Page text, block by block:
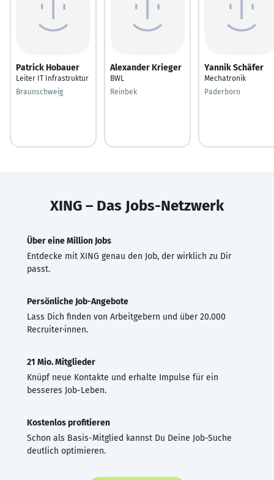
Patrick Hobauer
Leiter IT Infrastruktur
Braunschweig
Alexander Krieger
BWL
Reinbek
Yannik Schäfer
Mechatronik
Paderborn
XING – Das Jobs-Netzwerk
Über eine Million Jobs
Entdecke mit XING genau den Job, der wirklich zu Dir
passt.
Persönliche Job-Angebote
Lass Dich finden von Arbeitgebern und über 20.000
Recruiter·innen.
21 Mio. Mitglieder
Knüpf neue Kontakte und erhalte Impulse für ein
besseres Job-Leben.
Kostenlos profitieren
Schon als Basis-Mitglied kannst Du Deine Job-Suche
deutlich optimieren.